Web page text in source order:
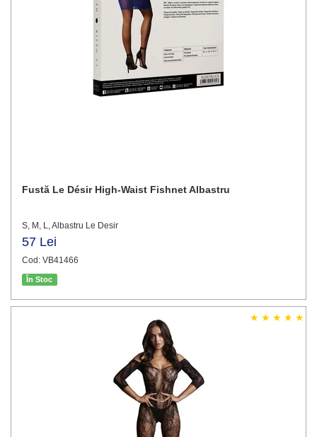
Fustă Le Désir High-Waist Fishnet Albastru
S, M, L, Albastru Le Desir
57 Lei
Cod: VB41466
În Stoc